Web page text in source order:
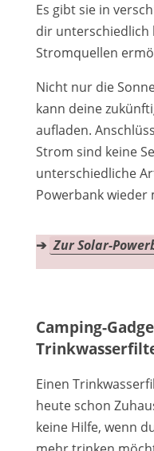
Es gibt sie in
dir unterschiedlich
Stromquellen
Nicht nur die
kann deine
aufladen.
Strom sind keine
unterschiedliche
Powerbank wieder
➔ Zur Solar-
Camping-
Einen
heute schon
keine Hilfe, wenn